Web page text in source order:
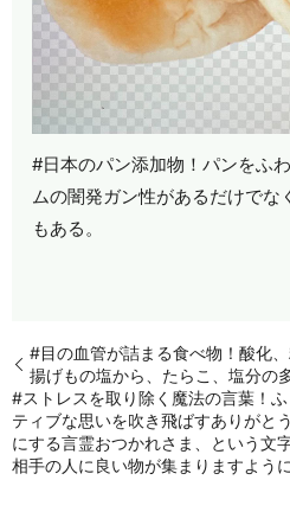
#日本のパン添加物！パンをふ
ムの闇発ガン性があるだけでな
もある。
#目の血管が詰まる食べ物！酸化
揚げもの塩から、たらこ、塩分
#ストレスを取り除く魔法の言葉！
ティブな思いを吹き飛ばすありがと
にする言霊おつかれさま、という文
相手の人に良い物が集まりますよう